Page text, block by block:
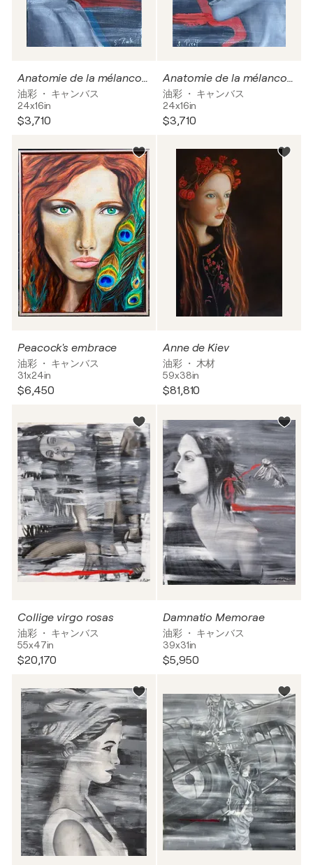
Anatomie de la mélancolie « Living in oblivion »
油彩 ・ キャンバス
24x16in
$3,710
Anatomie de la mélancolie « Manifesto of fragility »
油彩 ・ キャンバス
24x16in
$3,710
Peacock's embrace
油彩 ・ キャンバス
31x24in
$6,450
Anne de Kiev
油彩 ・ 木材
59x38in
$81,810
Collige virgo rosas
油彩 ・ キャンバス
55x47in
$20,170
Damnatio Memorae
油彩 ・ キャンバス
39x31in
$5,950